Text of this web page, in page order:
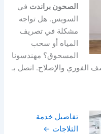
الصحون براندت في
السويس. هل تواجه
مشكلة في تصريف
المياه أو سحب
المسحوق؟ مهندسونا
الفوري والإصلاح. اتصل بـ
تفاصيل خدمة
الثلاجات ←